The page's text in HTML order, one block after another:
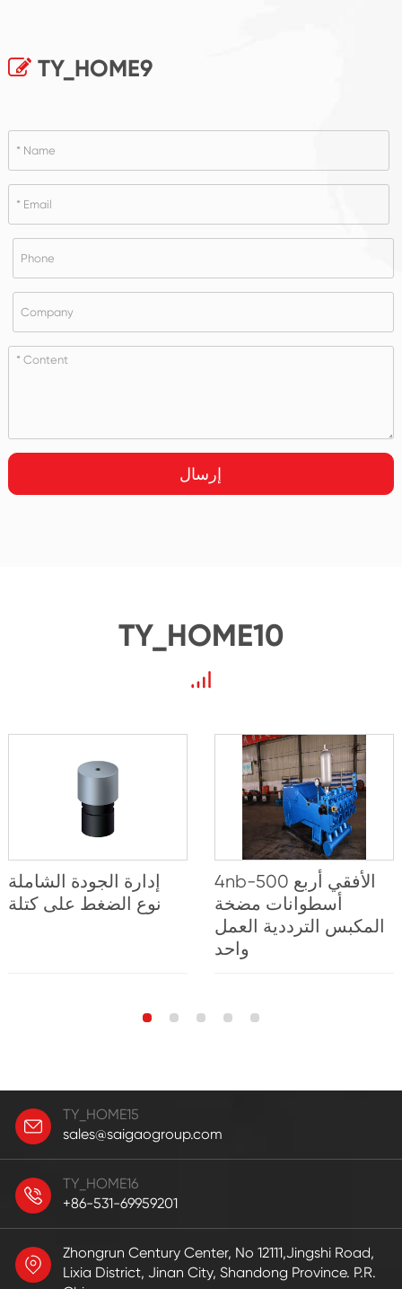
TY_HOME9
إرسال
TY_HOME10
إدارة الجودة الشاملة
نوع الضغط على كتلة
4nb-500 الأفقي أربع
أسطوانات مضخة
المكبس الترددية العمل
واحد
TY_HOME15
sales@saigaogroup.com
TY_HOME16
+86-531-69959201
Zhongrun Century Center, No 12111,Jingshi Road,
Lixia District, Jinan City, Shandong Province. P.R.